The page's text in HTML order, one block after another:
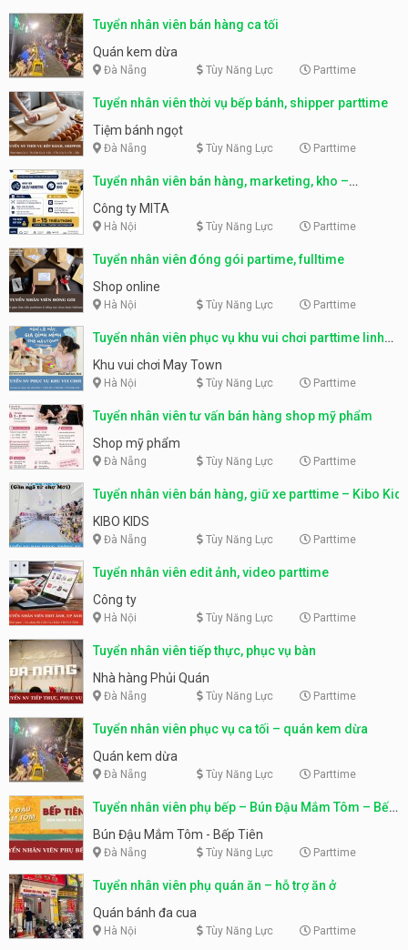
Tuyển nhân viên bán hàng ca tối
Quán kem dừa
Đà Nẵng Tùy Năng Lực Parttime
Tuyển nhân viên thời vụ bếp bánh, shipper parttime
Tiệm bánh ngọt
Đà Nẵng Tùy Năng Lực Parttime
Tuyển nhân viên bán hàng, marketing, kho –
parttime, fulltime
Công ty MITA
Hà Nội Tùy Năng Lực Parttime
Tuyển nhân viên đóng gói partime, fulltime
Shop online
Hà Nội Tùy Năng Lực Parttime
Tuyển nhân viên phục vụ khu vui chơi parttime linh
động
Khu vui chơi May Town
Hà Nội Tùy Năng Lực Parttime
Tuyển nhân viên tư vấn bán hàng shop mỹ phẩm
Shop mỹ phẩm
Đà Nẵng Tùy Năng Lực Parttime
Tuyển nhân viên bán hàng, giữ xe parttime – Kibo Kid
KIBO KIDS
Đà Nẵng Tùy Năng Lực Parttime
Tuyển nhân viên edit ảnh, video parttime
Công ty
Hà Nội Tùy Năng Lực Parttime
Tuyển nhân viên tiếp thực, phục vụ bàn
Nhà hàng Phủi Quán
Đà Nẵng Tùy Năng Lực Parttime
Tuyển nhân viên phục vụ ca tối – quán kem dừa
Quán kem dừa
Đà Nẵng Tùy Năng Lực Parttime
Tuyển nhân viên phụ bếp – Bún Đậu Mắm Tôm – Bếp
Tiên
Bún Đậu Mắm Tôm - Bếp Tiên
Đà Nẵng Tùy Năng Lực Parttime
Tuyển nhân viên phụ quán ăn – hỗ trợ ăn ở
Quán bánh đa cua
Hà Nội Tùy Năng Lực Parttime